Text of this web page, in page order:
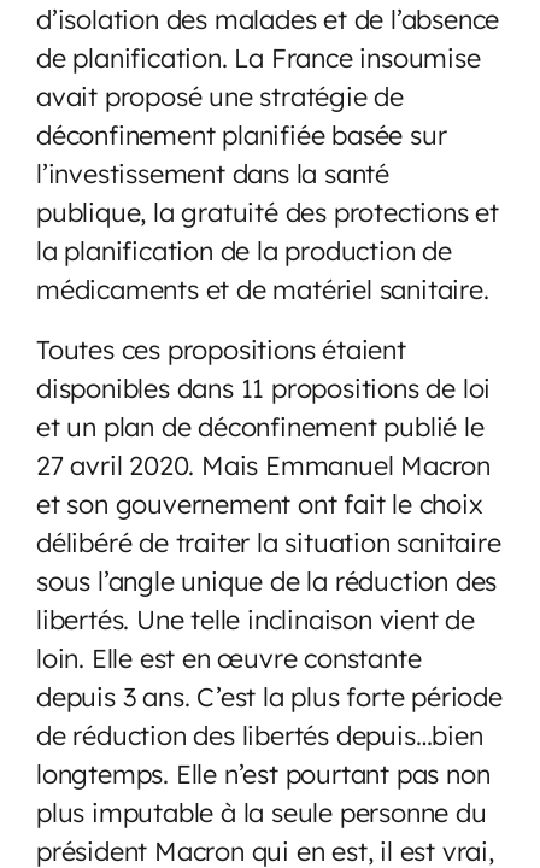
d’isolation des malades et de l’absence
de planification. La France insoumise
avait proposé une stratégie de
déconfinement planifiée basée sur
l’investissement dans la santé
publique, la gratuité des protections et
la planification de la production de
médicaments et de matériel sanitaire.
Toutes ces propositions étaient
disponibles dans 11 propositions de loi
et un plan de déconfinement publié le
27 avril 2020. Mais Emmanuel Macron
et son gouvernement ont fait le choix
délibéré de traiter la situation sanitaire
sous l’angle unique de la réduction des
libertés. Une telle inclinaison vient de
loin. Elle est en œuvre constante
depuis 3 ans. C’est la plus forte période
de réduction des libertés depuis…bien
longtemps. Elle n’est pourtant pas non
plus imputable à la seule personne du
président Macron qui en est, il est vrai,